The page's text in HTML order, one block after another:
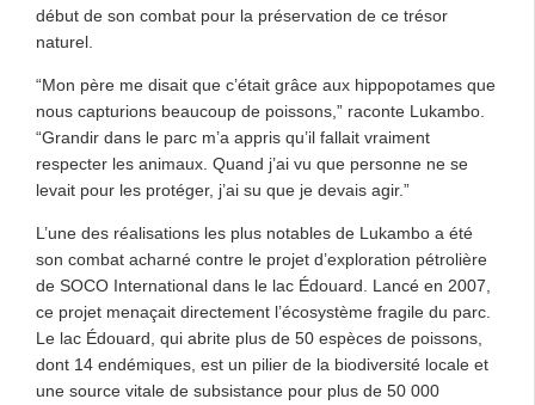
début de son combat pour la préservation de ce trésor
naturel.
“Mon père me disait que c’était grâce aux hippopotames que
nous capturions beaucoup de poissons,” raconte Lukambo.
“Grandir dans le parc m’a appris qu’il fallait vraiment
respecter les animaux. Quand j’ai vu que personne ne se
levait pour les protéger, j’ai su que je devais agir.”
L’une des réalisations les plus notables de Lukambo a été
son combat acharné contre le projet d’exploration pétrolière
de SOCO International dans le lac Édouard. Lancé en 2007,
ce projet menaçait directement l’écosystème fragile du parc.
Le lac Édouard, qui abrite plus de 50 espèces de poissons,
dont 14 endémiques, est un pilier de la biodiversité locale et
une source vitale de subsistance pour plus de 50 000